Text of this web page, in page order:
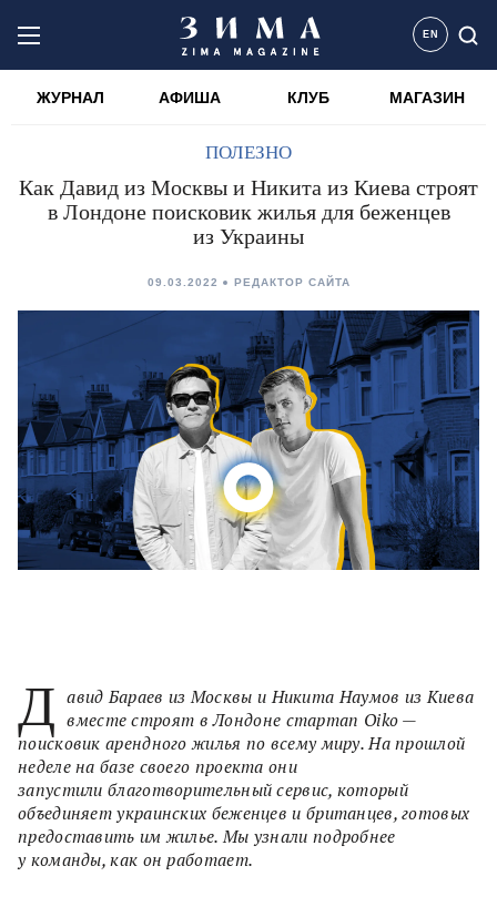
EN
ЖУРНАЛ АФИША КЛУБ МАГАЗИН
ПОЛЕЗНО
Как Давид из Москвы и Никита из Киева строят
в Лондоне поисковик жилья для беженцев
из Украины
09.03.2022 РЕДАКТОР САЙТА
Д авид Бараев из Москвы и Никита Наумов из Киева
вместе строят в Лондоне стартап Oiko —
поисковик арендного жилья по всему миру. На прошлой
неделе на базе своего проекта они
запустили благотворительный сервис, который
объединяет украинских беженцев и британцев, готовых
предоставить им жилье. Мы узнали подробнее
у команды, как он работает.